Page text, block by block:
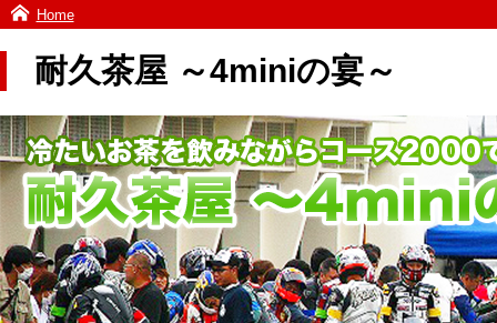
Home
耐久茶屋 ～4miniの宴～